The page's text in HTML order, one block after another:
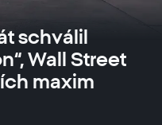
schválil
Wall Street
maxim